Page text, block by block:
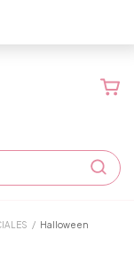
hábiles
/ Halloween